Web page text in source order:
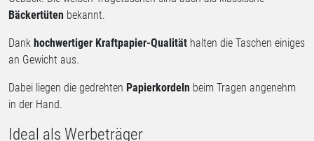
Bäckertüten bekannt.
Dank hochwertiger Kraftpapier-Qualität halten die Taschen einiges
an Gewicht aus.
Dabei liegen die gedrehten Papierkordeln beim Tragen angenehm
in der Hand.
Ideal als Werbeträger